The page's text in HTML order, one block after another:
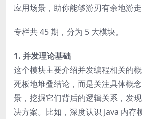
应用场景，助你能够游刃有余地游走
专栏共 45 期，分为 5 大模块。
1. 并发理论基础
这个模块主要介绍并发编程相关的
死板地堆叠结论，而是关注具体概
景，挖掘它们背后的逻辑关系，发
决方案。比如，深度认识 Java 内存